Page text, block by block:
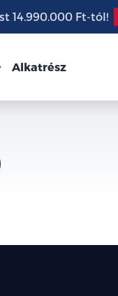
14.990.000 Ft-tól!
Alkatrész